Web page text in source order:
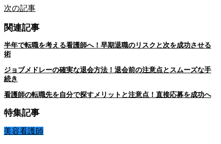
次の記事
関連記事
半年で転職を考える看護師へ！早期退職のリスクと次を成功させる
術
ジョブメドレーの確実な退会方法！退会前の注意点とスムーズな手
続き
看護師の転職先を自分で探すメリットと注意点！直接応募を成功へ
特集記事
美容看護師